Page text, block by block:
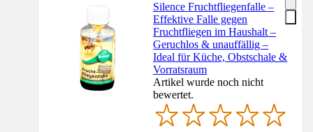
Silence Fruchtfliegenfalle –
Effektive Falle gegen
Fruchtfliegen im Haushalt –
Geruchlos & unauffällig –
Ideal für Küche, Obstschale &
Vorratsraum
Artikel wurde noch nicht
bewertet.